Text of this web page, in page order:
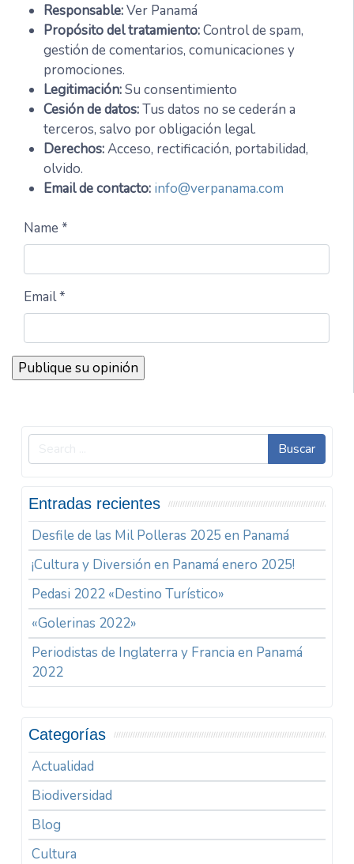
Responsable:Ver Panamá
Propósito del tratamiento:Control de spam,
gestión de comentarios, comunicaciones y
promociones.
Legitimación:Su consentimiento
Cesión de datos:Tus datos no se cederán a
terceros, salvo por obligación legal.
Derechos:Acceso, rectificación, portabilidad,
olvido.
Email de contacto: info@verpanama.com
Name *
Email *
Buscar
Entradas recientes
Desfile de las Mil Polleras 2025 en Panamá
¡Cultura y Diversión en Panamá enero 2025!
Pedasi 2022 «Destino Turístico»
«Golerinas 2022»
Periodistas de Inglaterra y Francia en Panamá
2022
Categorías
Actualidad
Biodiversidad
Blog
Cultura